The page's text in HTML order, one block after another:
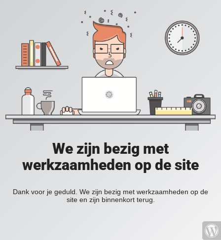
We zijn bezig met
werkzaamheden op de site
Dank voor je geduld. We zijn bezig met werkzaamheden op de
site en zijn binnenkort terug.